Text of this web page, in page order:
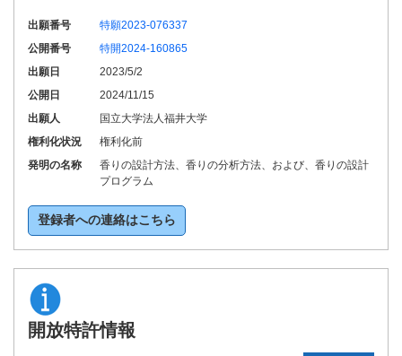
出願番号
特願2023-076337
公開番号
特開2024-160865
出願日
2023/5/2
公開日
2024/11/15
出願人
国立大学法人福井大学
権利化状況
権利化前
発明の名称
香りの設計方法、香りの分析方法、および、香りの設計
プログラム
登録者への連絡はこちら
開放特許情報